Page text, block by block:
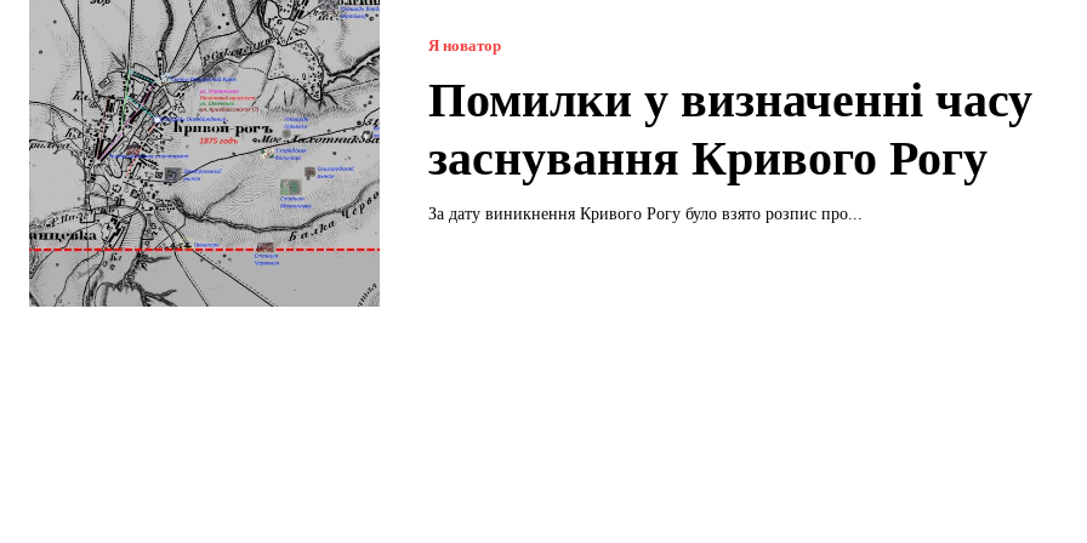
Я новатор
Помилки у визначенні часу
заснування Кривого Рогу
За дату виникнення Кривого Рогу було взято розпис про...